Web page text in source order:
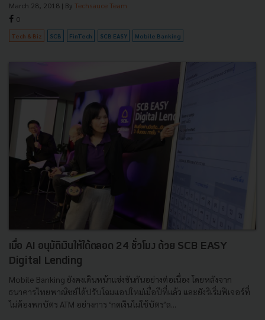
March 28, 2018 | By Techsauce Team
0
Tech & Biz SCB FinTech SCB EASY Mobile Banking
เมื่อ AI อนุมัติเงินให้ได้ตลอด 24 ชั่วโมง ด้วย SCB EASY
Digital Lending
Mobile Banking ยังคงเดินหน้าแข่งขันกันอย่างต่อเนื่อง โดยหลังจาก
ธนาคารไทยพาณิชย์ได้ปรับโฉมแอปใหม่เมื่อปีที่แล้ว และยังริเริ่มฟีเจอร์ที่
ไม่ต้องพกบัตร ATM อย่างการ ‘กดเงินไม่ใช้บัตร’ล...